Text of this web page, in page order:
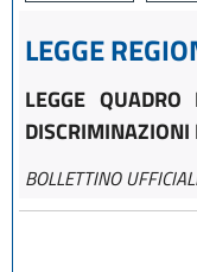
LEGGE
LEGGE
DISCRIMINAZIONI
BOLLETTINO